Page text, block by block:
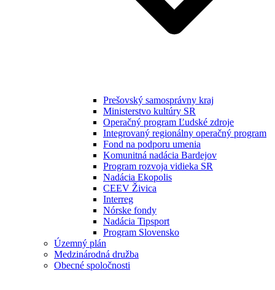
Prešovský samosprávny kraj
Ministerstvo kultúry SR
Operačný program Ľudské zdroje
Integrovaný regionálny operačný program
Fond na podporu umenia
Komunitná nadácia Bardejov
Program rozvoja vidieka SR
Nadácia Ekopolis
CEEV Živica
Interreg
Nórske fondy
Nadácia Tipsport
Program Slovensko
Územný plán
Medzinárodná družba
Obecné spoločnosti